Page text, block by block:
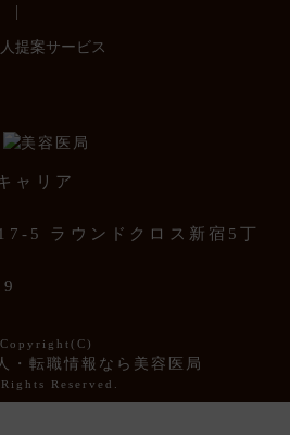
|
提案サービス
ャリア
5 ラウンドクロス新宿5丁
Copyright(C)
・転職情報なら美容医局
Reserved.